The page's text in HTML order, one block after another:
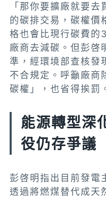
「那你要擴廠就要
的碳排交易，碳權價
格也會比現行碳費的
廠商去減碳。但彭啓
準，經環境部查核發
不合規定。呼籲廠商
碳權」，也省得挨罰
能源轉型深
役仍存爭議
彭啓明指出目前發電
透過將燃煤替代成天